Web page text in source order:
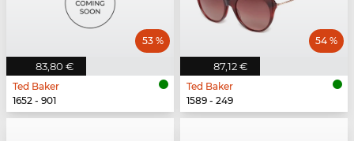
83,80 €
53 %
Ted Baker
1652 - 901
87,12 €
54 %
Ted Baker
1589 - 249